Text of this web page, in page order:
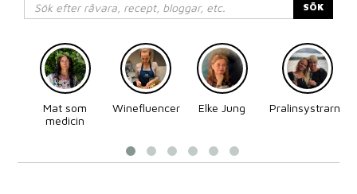
SÖK
Mat som
medicin
Winefluencer Elke Jung
Pralinsystrarna